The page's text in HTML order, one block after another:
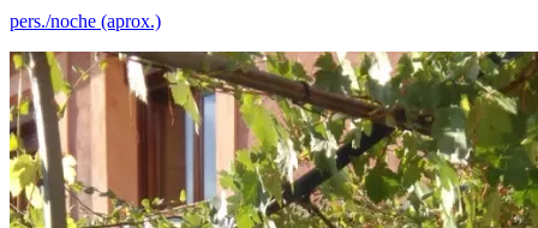
pers./noche (aprox.)